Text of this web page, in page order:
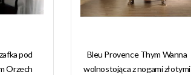
pod
Orzech
Bleu Provence Thym Wanna
wolnostojąca z nogami złotymi